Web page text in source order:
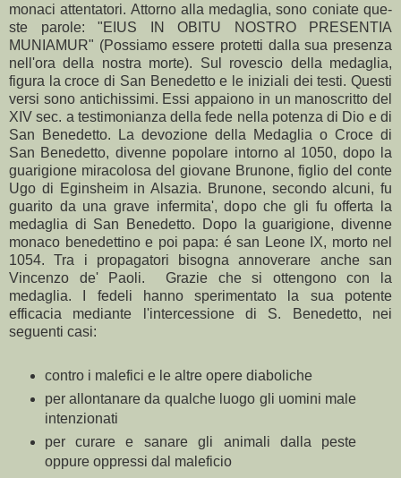
monaci attentatori. Attorno alla medaglia, sono coniate que­
ste parole: "EIUS IN OBITU NOSTRO PRESENTIA
MUNIAMUR" (Possiamo esse­re protetti dalla sua presenza
nell'ora della nostra morte). Sul rovescio della medaglia,
figura la croce di San Benedetto e le iniziali dei testi. Questi
versi sono antichissimi. Essi appaio­no in un manoscritto del
XIV sec. a testimo­nianza della fede nella potenza di Dio e di
San Benedetto. La devozione della Medaglia o Croce di
San Benedetto, divenne popolare intorno al 1050, dopo la
guarigione miracolosa del giovane Brunone, figlio del conte
Ugo di Eginsheim in Alsazia. Brunone, secondo alcuni, fu
guarito da una grave infermita', dopo che gli fu offerta la
medaglia di San Benedetto. Dopo la guarigione, divenne
monaco benedettino e poi papa: é san Leone IX, morto nel
1054. Tra i propagatori bisogna annoverare anche san
Vincenzo de' Paoli. Grazie che si ottengono con la
medaglia. I fedeli hanno sperimentato la sua potente
efficacia mediante l'intercessione di S. Benedetto, nei
seguenti casi:
contro i malefici e le altre opere diaboliche
per allontanare da qualche luogo gli uomini male
intenzionati
per curare e sanare gli animali dalla peste
oppure oppressi dal maleficio